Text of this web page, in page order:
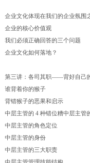
企业文化体现在我们的企业氛围
企业的核心价值观
我们必须正确回答的三个问题
企业文化如何落地？
第三讲：各司其职——背好自己
谁背着你的猴子
背错猴子的恶果和启示
中层主管的 4 种错位糟中层主管
中层主管的角色定位
中层主管的身份
中层主管的三大职责